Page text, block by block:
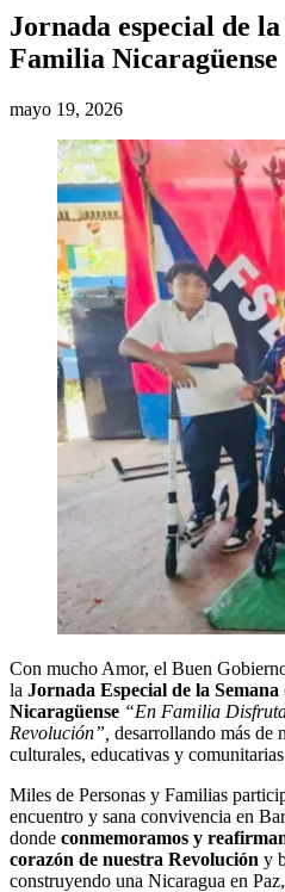
Jornada especial de
Familia Nicaragüense
mayo 19, 2026
Con mucho Amor, el Buen
la Jornada Especial de la
Nicaragüense “En Familia
Revolución”, desarrollando más de
culturales, educativas y
Miles de Personas y Familias
encuentro y sana convivencia en
donde conmemoramos y
corazón de nuestra Revolución y
construyendo una Nicaragua en